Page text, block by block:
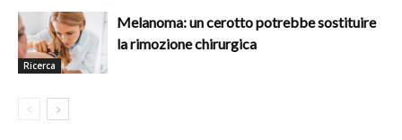
Ricerca
Melanoma: un cerotto potrebbe sostituire
la rimozione chirurgica